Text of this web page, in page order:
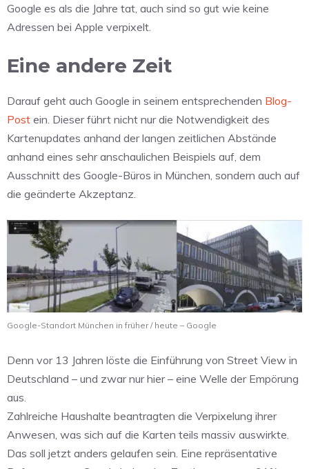
Google es als die Jahre tat, auch sind so gut wie keine
Adressen bei Apple verpixelt.
Eine andere Zeit
Darauf geht auch Google in seinem entsprechenden Blog-
Post ein. Dieser führt nicht nur die Notwendigkeit des
Kartenupdates anhand der langen zeitlichen Abstände
anhand eines sehr anschaulichen Beispiels auf, dem
Ausschnitt des Google-Büros in München, sondern auch auf
die geänderte Akzeptanz.
Google-Standort München in früher / heute – Google
Denn vor 13 Jahren löste die Einführung von Street View in
Deutschland – und zwar nur hier – eine Welle der Empörung
aus.
Zahlreiche Haushalte beantragten die Verpixelung ihrer
Anwesen, was sich auf die Karten teils massiv auswirkte.
Das soll jetzt anders gelaufen sein. Eine repräsentative